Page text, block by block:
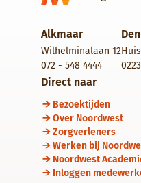
Alkmaar
Wilhelminalaan 12
072 - 548 4444
Direct naar
Bezoektijden
Over Noordwest
Zorgverleners
Werken bij
Noordwest
Inloggen